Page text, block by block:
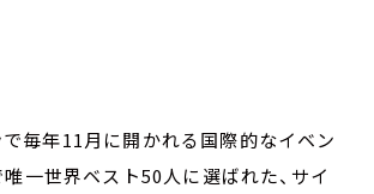
毎年11月に開かれる国際的なイベン
一世界ベスト50人に選ばれた、サイ